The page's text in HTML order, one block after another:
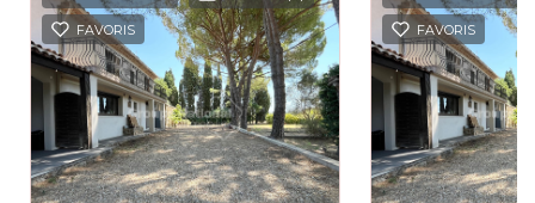
FAVORIS FAVORIS